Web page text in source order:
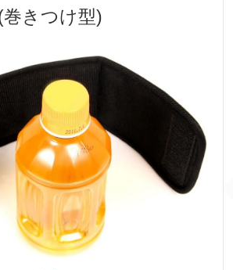
巻きつけ型)